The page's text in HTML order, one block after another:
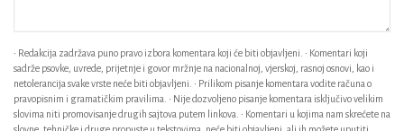
• Redakcija zadržava puno pravo izbora komentara koji će biti objavljeni. • Komentari koji
sadrže psovke, uvrede, prijetnje i govor mržnje na nacionalnoj, vjerskoj, rasnoj osnovi, kao i
netolerancija svake vrste neće biti objavljeni. • Prilikom pisanje komentara vodite računa o
pravopisnim i gramatičkim pravilima. • Nije dozvoljeno pisanje komentara isključivo velikim
slovima niti promovisanje drugih sajtova putem linkova. • Komentari u kojima nam skrećete na